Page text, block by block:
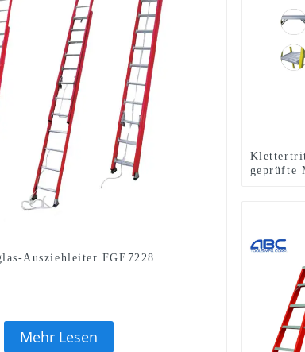
Ausziehleiter FGE7228
Mehr Lesen
geprüfte